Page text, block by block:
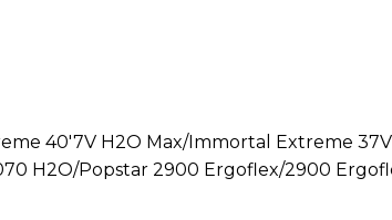
40'7V H2O Max/Immortal Extreme
H2O/Popstar 2900 Ergoflex/2900